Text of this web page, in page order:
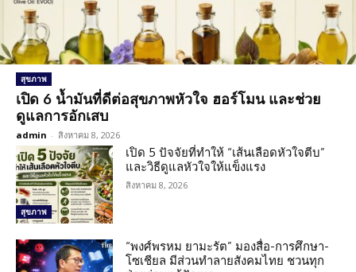
สุขภาพ
เปิด 6 น้ำมันที่ดีต่อสุขภาพหัวใจ ฮอร์โมน และช่วย
ดูแลการอักเสบ
admin - สิงหาคม 8, 2026
สุขภาพ
เปิด 5 ปัจจัยที่ทำให้ “เส้นเลือดหัวใจตีบ”
และวิธีดูแลหัวใจให้แข็งแรง
สิงหาคม 8, 2026
“พงศ์พรหม ยามะรัต” มองสื่อ-การศึกษา-
โซเชียล มีส่วนทำลายสังคมไทย ชวนทุก